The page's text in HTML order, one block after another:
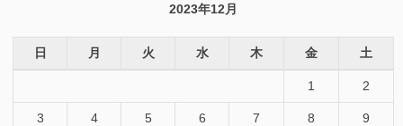
2023年12月
日 月 火 水 木 金 土
1 2
3 4 5 6 7 8 9